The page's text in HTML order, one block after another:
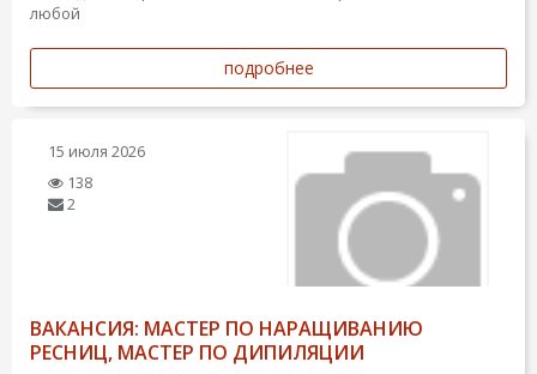
любой
подробнее
15 июля 2026
138
2
ВАКАНСИЯ: МАСТЕР ПО НАРАЩИВАНИЮ
РЕСНИЦ, МАСТЕР ПО ДИПИЛЯЦИИ